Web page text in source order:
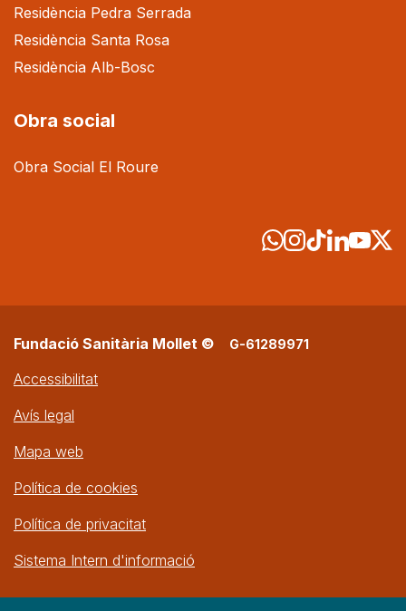
Residència Pedra Serrada
Residència Santa Rosa
Residència Alb-Bosc
Obra social
Obra Social El Roure
Fundació Sanitària Mollet © G-61289971
Accessibilitat
Avís legal
Mapa web
Política de cookies
Política de privacitat
Sistema Intern d'informació